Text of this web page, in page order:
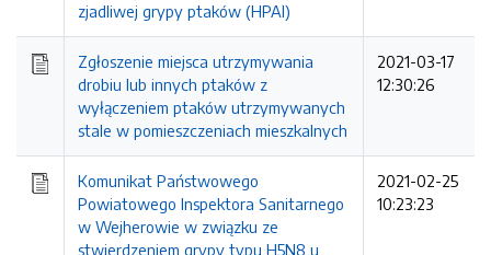
zjadliwej grypy ptaków (HPAI)
Zgłoszenie miejsca utrzymywania
drobiu lub innych ptaków z
wyłączeniem ptaków utrzymywanych
stale w pomieszczeniach mieszkalnych
2021-03-17
12:30:26
Komunikat Państwowego
Powiatowego Inspektora Sanitarnego
w Wejherowie w związku ze
stwierdzeniem grypy typu H5N8 u
2021-02-25
10:23:23